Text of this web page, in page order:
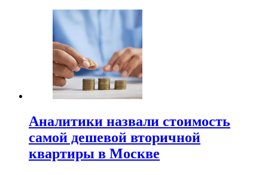
Аналитики назвали стоимость
самой дешевой вторичной
квартиры в Москве